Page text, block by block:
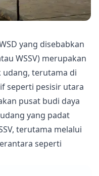
yang disebabkan
WSSV) merupakan
udang, terutama di
seperti pesisir utara
pusat budi daya
yang padat
terutama melalui
seperti